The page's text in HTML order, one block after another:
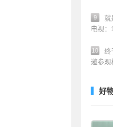
9
就
电视：
10
终
邀参观
好